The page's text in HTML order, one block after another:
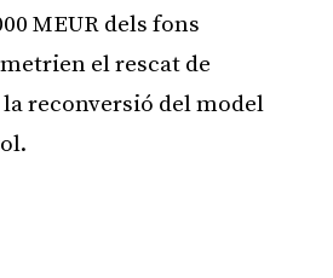
MEUR dels fons
el rescat de
reconversió del model